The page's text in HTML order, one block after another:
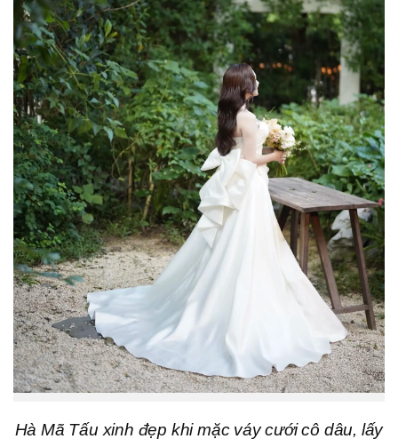
Hà Mã Tấu xinh đẹp khi mặc váy cưới cô dâu, lấy